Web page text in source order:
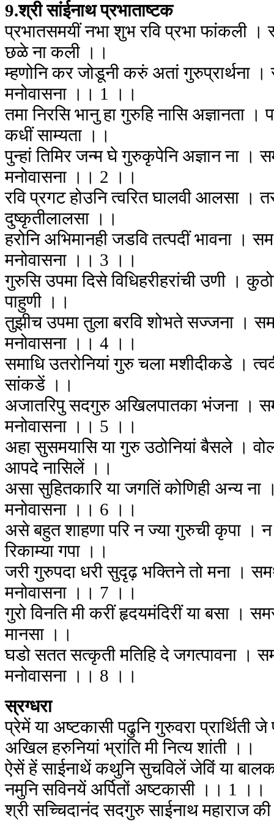
9.श्री सांईनाथ प्रभाताष्टक
प्रभातसमयीं नभा शुभ रवि प्रभा फांकली ।
छळे ना कली ।।
म्हणोनि कर जोडूनी करुं अतां गुरुप्रार्थना ।
मनोवासना ।। 1 ।।
तमा निरसि भानु हा गुरुहि नासि अज्ञानता ।
कधीं साम्यता ।।
पुन्हां तिमिर जन्म घे गुरुकृपेनि अज्ञान ना ।
मनोवासना ।। 2 ।।
रवि प्रगट होउनि त्वरित घालवी आलसा ।
दुष्कृतीलालसा ।।
हरोनि अभिमानही जडवि तत्पदीं भावना ।
मनोवासना ।। 3 ।।
गुरुसि उपमा दिसे विधिहरीहरांची उणी ।
पाहुणी ।।
तुझीच उपमा तुला बरवि शोभते सज्जना ।
मनोवासना ।। 4 ।।
समाधि उतरोनियां गुरु चला मशीदीकडे ।
सांकडें ।।
अजातरिपु सदगुरु अखिलपातका भंजना ।
मनोवासना ।। 5 ।।
अहा सुसमयासि या गुरु उठोनियां बैसले ।
आपदे नासिलें ।।
असा सुहितकारि या जगतिं कोणिही अन्य ना
मनोवासना ।। 6 ।।
असे बहुत शाहणा परि न ज्या गुरुची कृपा ।
रिकाम्या गपा ।।
जरी गुरुपदा धरी सुदृढ़ भक्तिने तो मना ।
मनोवासना ।। 7 ।।
गुरो विनति मी करीं हृदयमंदिरीं या बसा ।
मानसा ।।
घडो सतत सत्कृती मतिहि दे जगत्पावना ।
मनोवासना ।। 8 ।।
स्रग्धरा
प्रेमें या अष्टकासी पढुनि गुरुवरा प्रार्थिती जे
अखिल हरुनियां भ्रांति मी नित्य शांती ।।
ऐसें हें साईनाथें कथुनि सुचविलें जेविं या
नमुनि सविनयें अर्पितों अष्टकासी ।। 1 ।।
श्री सच्चिदानंद सदगुरु साईनाथ महाराज